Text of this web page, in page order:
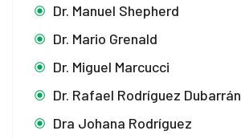
panel
panel
panel
Dr. Manuel Shepherd
Dr. Mario Grenald
Dr. Miguel Marcucci
Dr. Rafael Rodríguez Dubarrán
Dra Johana Rodríguez